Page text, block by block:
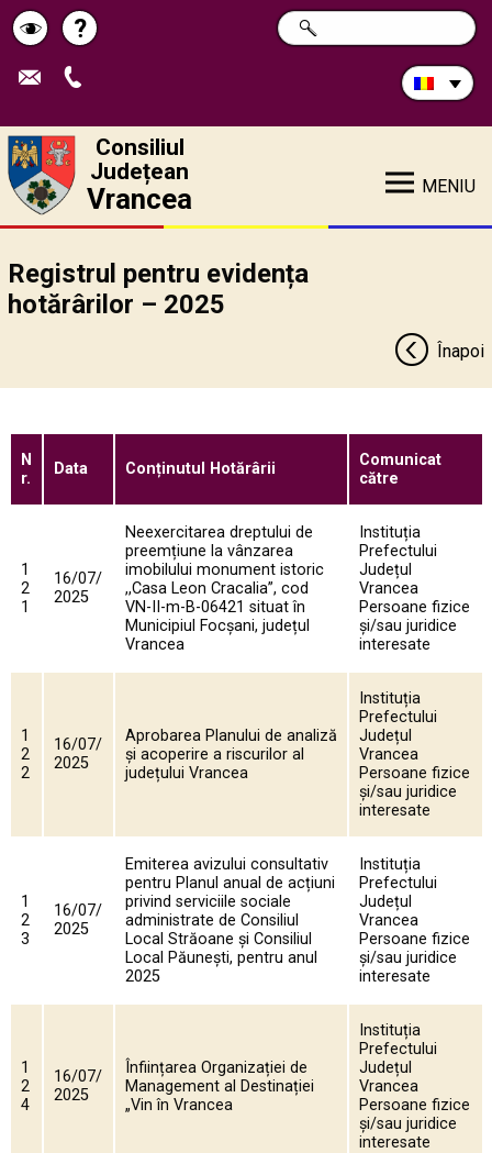
Schimbă
contrastul
Pagina
de
?
Caută
în
CAUTĂ
Consiliul
Județean
Vrancea MENIU
Registrul pentru evidența
hotărârilor – 2025
Înapoi
N
r.
Data Conținutul Hotărârii
Comunicat
către
1
2
1
16/07/
2025
Neexercitarea dreptului de
preemțiune la vânzarea
imobilului monument istoric
,,Casa Leon Cracalia”, cod
VN-II-m-B-06421 situat în
Municipiul Focșani, județul
Vrancea
Instituția
Prefectului
Județul
Vrancea
Persoane fizice
și/sau juridice
interesate
1
2
2
16/07/
2025
Aprobarea Planului de analiză
și acoperire a riscurilor al
județului Vrancea
Instituția
Prefectului
Județul
Vrancea
Persoane fizice
și/sau juridice
interesate
1
2
3
16/07/
2025
Emiterea avizului consultativ
pentru Planul anual de acțiuni
privind serviciile sociale
administrate de Consiliul
Local Străoane și Consiliul
Local Păunești, pentru anul
2025
Instituția
Prefectului
Județul
Vrancea
Persoane fizice
și/sau juridice
interesate
1
2
4
16/07/
2025
Înființarea Organizației de
Management al Destinației
„Vin în Vrancea
Instituția
Prefectului
Județul
Vrancea
Persoane fizice
și/sau juridice
interesate